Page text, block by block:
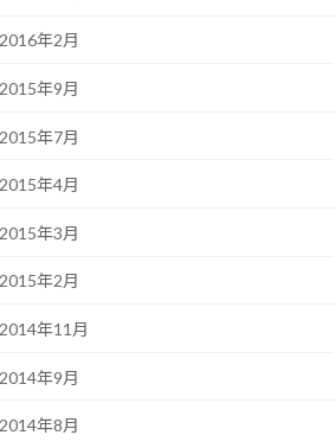
2016年2月
2015年9月
2015年7月
2015年4月
2015年3月
2015年2月
2014年11月
2014年9月
2014年8月